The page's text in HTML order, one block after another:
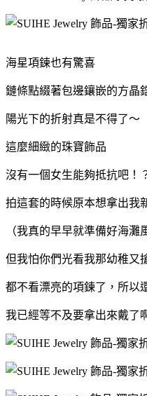
海星項鍊也有驚喜
鏈條點綴著包邊鑲嵌的方晶
陽光下的折射真是不得了～
這麼細緻的珠寶飾品
沒有一個女生能夠抵抗吧！
拍這套的時候原本想拿出我
（我真的早早就準備好海灘
但我怕你們光看我那幼稚又
都不看漂亮的項鍊了，所以
我已經等不及要拿出來戴了